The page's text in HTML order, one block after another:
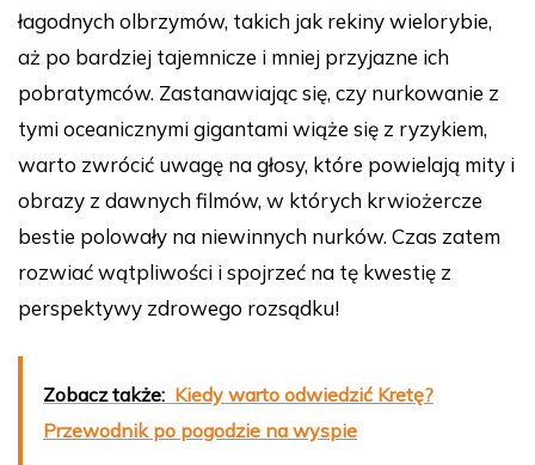
łagodnych olbrzymów, takich jak rekiny wielorybie,
aż po bardziej tajemnicze i mniej przyjazne ich
pobratymców. Zastanawiając się, czy nurkowanie z
tymi oceanicznymi gigantami wiąże się z ryzykiem,
warto zwrócić uwagę na głosy, które powielają mity i
obrazy z dawnych filmów, w których krwiożercze
bestie polowały na niewinnych nurków. Czas zatem
rozwiać wątpliwości i spojrzeć na tę kwestię z
perspektywy zdrowego rozsądku!
Zobacz także: Kiedy warto odwiedzić Kretę?
Przewodnik po pogodzie na wyspie